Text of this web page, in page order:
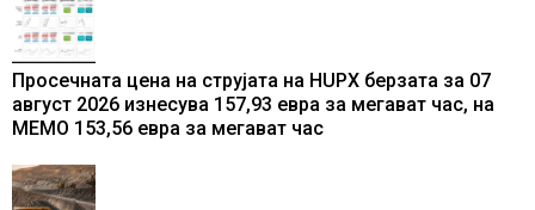
Просечната цена на струјата на HUPX берзата за 07
август 2026 изнесува 157,93 евра за мегават час, на
МЕМО 153,56 евра за мегават час